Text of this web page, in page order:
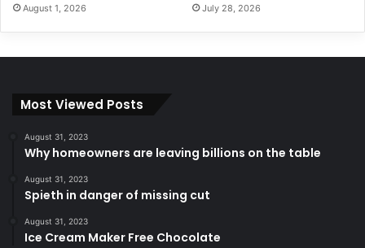
August 1, 2026 July 28, 2026
Most Viewed Posts
August 31, 2023
Why homeowners are leaving billions on the table
August 31, 2023
Spieth in danger of missing cut
August 31, 2023
Ice Cream Maker Free Chocolate